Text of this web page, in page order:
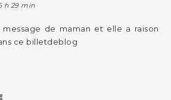
h 29 min
de maman et elle a raison
ce billetdeblog